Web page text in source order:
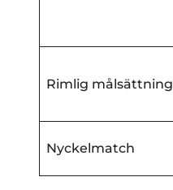
Rimlig målsättning
Nyckelmatch